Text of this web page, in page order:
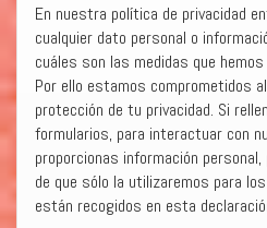
En nuestra política de privacidad
cualquier dato personal o
cuáles son las medidas que
Por ello estamos comprometidos
protección de tu privacidad. Si
formularios, para interactuar con
proporcionas información
de que sólo la utilizaremos para
están recogidos en esta